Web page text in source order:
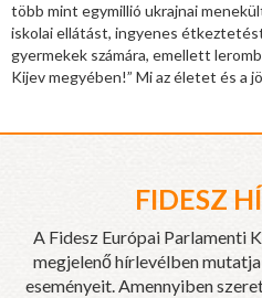
több mint egymillió ukrajnai
iskolai ellátást, ingyenes
gyermekek számára, emellett
Kijev megyében!” Mi az életet és a
FIDESZ
A Fidesz Európai Parlamenti
megjelenő hírlevélben
eseményeit. Amennyiben